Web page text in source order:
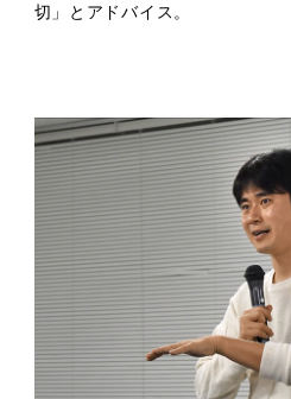
切」とアドバイス。